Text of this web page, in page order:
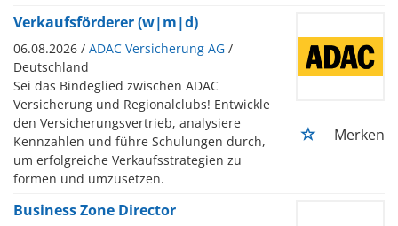
Verkaufsförderer (w|m|d)
06.08.2026 / ADAC Versicherung AG /
Deutschland
Sei das Bindeglied zwischen ADAC
Versicherung und Regionalclubs! Entwickle
den Versicherungsvertrieb, analysiere
Kennzahlen und führe Schulungen durch,
um erfolgreiche Verkaufsstrategien zu
formen und umzusetzen.
Merken
Business Zone Director